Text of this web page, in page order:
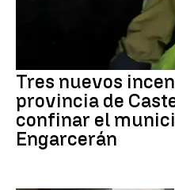
Tres nuevos
provincia de
confinar el
Engarcerán